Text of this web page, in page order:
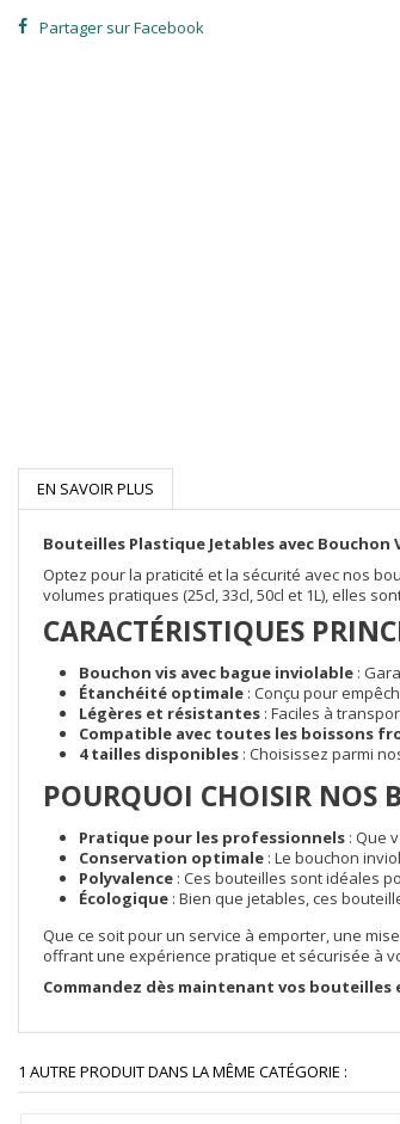
Partager sur Facebook
EN SAVOIR PLUS
Bouteilles Plastique Jetables avec Bouchon
Optez pour la praticité et la sécurité avec nos
volumes pratiques (25cl, 33cl, 50cl et 1L), elles
CARACTÉRISTIQUES
Bouchon vis avec bague inviolable :
Étanchéité optimale : Conçu pour
Légères et résistantes : Faciles à
Compatible avec toutes les boissons
4 tailles disponibles : Choisissez parmi
POURQUOI CHOISIR NOS
Pratique pour les professionnels : Que
Conservation optimale : Le bouchon
Polyvalence : Ces bouteilles sont idéales
Écologique : Bien que jetables, ces
Que ce soit pour un service à emporter, une
offrant une expérience pratique et sécurisée à
Commandez dès maintenant vos
1 AUTRE PRODUIT DANS LA MÊME CATÉGORIE :